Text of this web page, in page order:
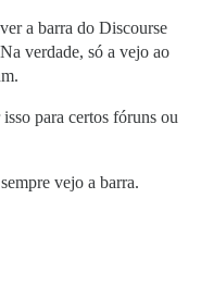
a barra do Discourse
verdade, só a vejo ao
para certos fóruns ou
vejo a barra.